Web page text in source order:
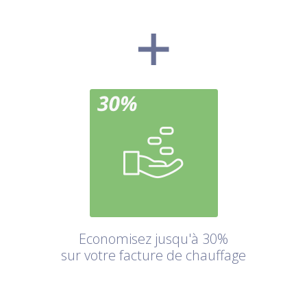
Economisez jusqu'à 30%
sur votre facture de chauffage